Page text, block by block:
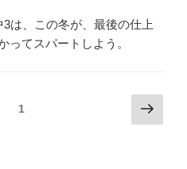
は、この冬が、最後の仕上
ってスパートしよう。
1
次
の